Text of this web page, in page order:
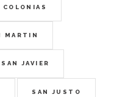
COLONIAS
MARTIN
SAN JAVIER
SAN JUSTO